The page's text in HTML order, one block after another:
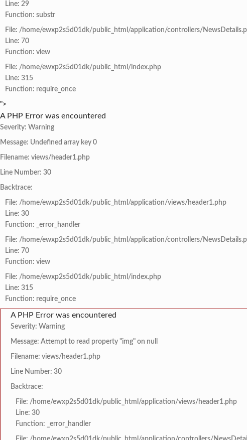
Line: 29
Function: substr
File: /home/ewxp2s5d01dk/public_html/application/controllers/
Line: 70
Function: view
File: /home/ewxp2s5d01dk/public_html/index.php
Line: 315
Function: require_once
">
A PHP Error was encountered
Severity: Warning
Message: Undefined array key 0
Filename: views/header1.php
Line Number: 30
Backtrace:
File: /home/ewxp2s5d01dk/public_html/application/views/header1.php
Line: 30
Function: _error_handler
File: /home/ewxp2s5d01dk/public_html/application/controllers/
Line: 70
Function: view
File: /home/ewxp2s5d01dk/public_html/index.php
Line: 315
Function: require_once
A PHP Error was encountered
Severity: Warning
Message: Attempt to read property "img" on null
Filename: views/header1.php
Line Number: 30
Backtrace:
File: /home/ewxp2s5d01dk/public_html/application/views/header1.php
Line: 30
Function: _error_handler